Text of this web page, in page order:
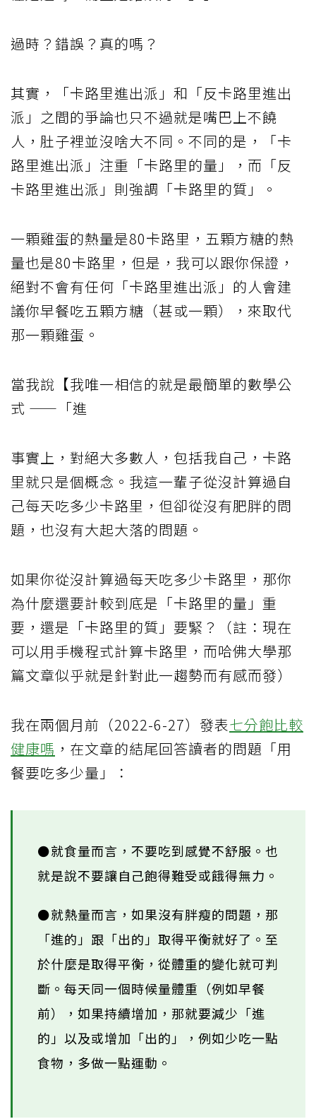
過時？錯誤？真的嗎？
其實，「卡路里進出派」和「反卡路里進出
派」之間的爭論也只不過就是嘴巴上不饒
人，肚子裡並沒啥大不同。不同的是，「卡
路里進出派」注重「卡路里的量」，而「反
卡路里進出派」則強調「卡路里的質」。
一顆雞蛋的熱量是80卡路里，五顆方糖的熱
量也是80卡路里，但是，我可以跟你保證，
絕對不會有任何「卡路里進出派」的人會建
議你早餐吃五顆方糖（甚或一顆），來取代
那一顆雞蛋。
當我說【我唯一相信的就是最簡單的數學公
式 ——「進
事實上，對絕大多數人，包括我自己，卡路
里就只是個概念。我這一輩子從沒計算過自
己每天吃多少卡路里，但卻從沒有肥胖的問
題，也沒有大起大落的問題。
如果你從沒計算過每天吃多少卡路里，那你
為什麼還要計較到底是「卡路里的量」重
要，還是「卡路里的質」要緊？（註：現在
可以用手機程式計算卡路里，而哈佛大學那
篇文章似乎就是針對此一趨勢而有感而發）
我在兩個月前（2022-6-27）發表七分飽比較
健康嗎 ，在文章的結尾回答讀者的問題「用
餐要吃多少量」：
⚫就食量而言，不要吃到感覺不舒服。也
就是說不要讓自己飽得難受或餓得無力。
⚫就熱量而言，如果沒有胖瘦的問題，那
「進的」跟「出的」取得平衡就好了。至
於什麼是取得平衡，從體重的變化就可判
斷。每天同一個時候量體重（例如早餐
前），如果持續增加，那就要減少「進
的」以及或增加「出的」，例如少吃一點
食物，多做一點運動。